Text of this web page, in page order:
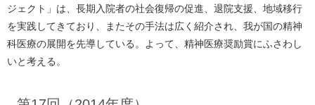
ジェクト」は、長期入院者の社会復帰の促進、退院支援、地域移行
を実践してきており、またその手法は広く紹介され、我が国の精神
科医療の展開を先導している。よって、精神医療奨励賞にふさわし
いと考える。